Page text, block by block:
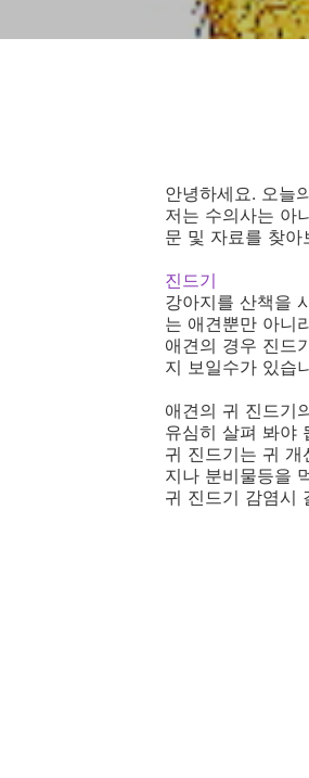
안녕하세요. 오늘
저는 수의사는 아
문 및 자료를 찾
진드기
강아지를 산책을
는 애견뿐만 아니
애견의 경우 진드
지 보일수가 있습
애견의 귀 진드기
유심히 살펴 봐야
귀 진드기는 귀
지나 분비물등을
귀 진드기 감염시